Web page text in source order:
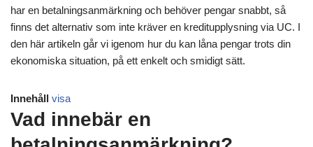
har en betalningsanmärkning och behöver pengar snabbt, så
finns det alternativ som inte kräver en kreditupplysning via UC. I
den här artikeln går vi igenom hur du kan låna pengar trots din
ekonomiska situation, på ett enkelt och smidigt sätt.
Innehåll visa
Vad innebär en